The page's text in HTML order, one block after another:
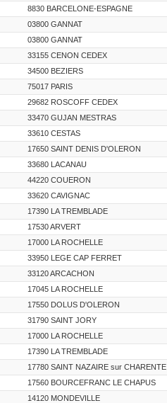
8830 BARCELONE-ESPAGNE
03800 GANNAT
03800 GANNAT
33155 CENON CEDEX
34500 BEZIERS
75017 PARIS
29682 ROSCOFF CEDEX
33470 GUJAN MESTRAS
33610 CESTAS
17650 SAINT DENIS D'OLERON
33680 LACANAU
44220 COUERON
33620 CAVIGNAC
17390 LA TREMBLADE
17530 ARVERT
17000 LA ROCHELLE
33950 LEGE CAP FERRET
33120 ARCACHON
17045 LA ROCHELLE
17550 DOLUS D'OLERON
31790 SAINT JORY
17000 LA ROCHELLE
17390 LA TREMBLADE
17780 SAINT NAZAIRE sur CHARENTE
17560 BOURCEFRANC LE CHAPUS
14120 MONDEVILLE